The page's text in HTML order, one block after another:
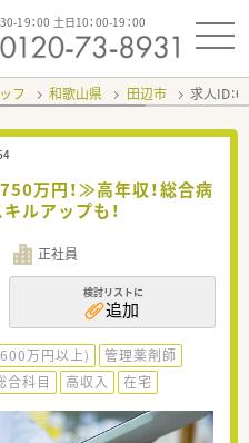
19：00 土日10：00-19：00
フ 和歌山県 田辺市 求人ID：
万円！≫高年収！総合病
ルアップも！
正社員
検討リストに
追加
万円以上)
管理薬剤師
合科目 高収入 在宅